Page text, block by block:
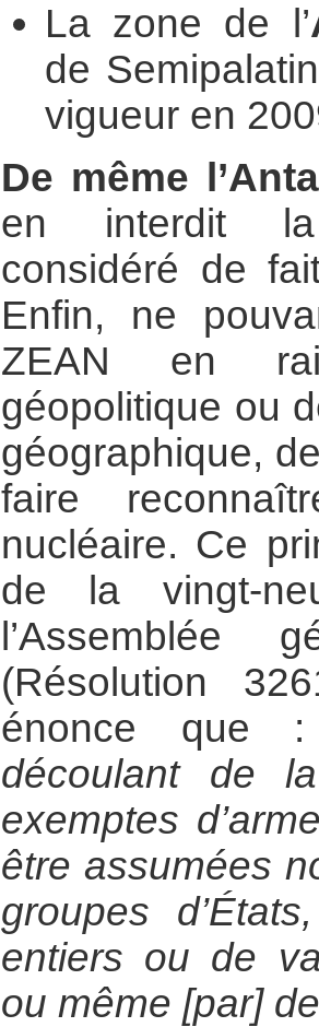
La zone de l’
de
vigueur en
De même
en interdit la
considéré de
Enfin, ne
ZEAN en
géopolitique ou
géographique,
faire
nucléaire. Ce
de la vingt-
l’Assemblée
(Résolution
énonce
découlant de
exemptes
être assumées
groupes
entiers ou de
ou même [par]